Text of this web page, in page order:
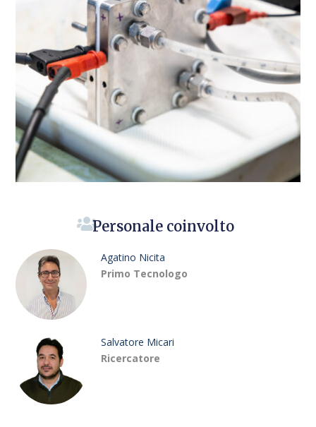
Personale coinvolto
Agatino Nicita
Primo Tecnologo
Salvatore Micari
Ricercatore